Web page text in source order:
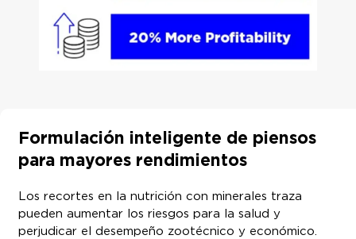
Formulación inteligente de piensos
para mayores rendimientos
Los recortes en la nutrición con minerales traza
pueden aumentar los riesgos para la salud y
perjudicar el desempeño zootécnico y económico.